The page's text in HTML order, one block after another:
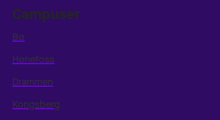
Campuser
Bø
Hønefoss
Drammen
Kongsberg